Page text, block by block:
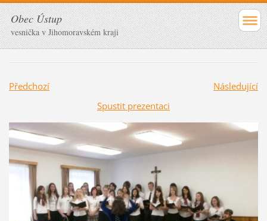
Obec Ústup
vesnička v Jihomoravském kraji
Předchozí
Následující
Spustit prezentaci